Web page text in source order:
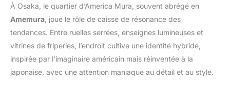
À Osaka, le quartier d’America Mura, souvent abrégé en
Amemura , joue le rôle de caisse de résonance des
tendances. Entre ruelles serrées, enseignes lumineuses et
vitrines de friperies, l’endroit cultive une identité hybride,
inspirée par l’imaginaire américain mais réinventée à la
japonaise, avec une attention maniaque au détail et au style.